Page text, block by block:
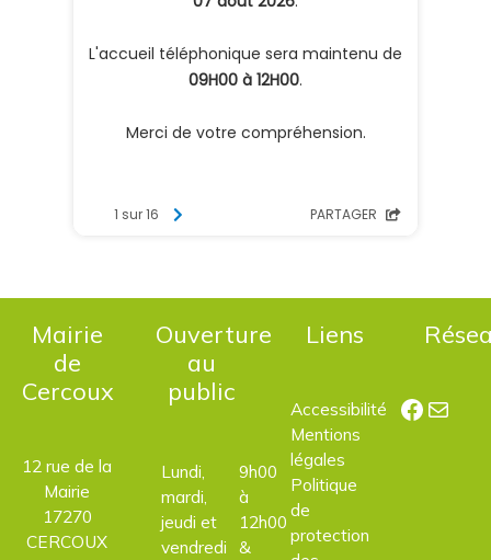
Mairie
de
Cercoux
12 rue de la
Mairie
17270
CERCOUX
Ouverture
au
public
Lundi,
mardi,
jeudi et
vendredi
9h00
à
12h00
&
Liens
Accessibilité
Mentions
légales
Politique
de
protection
E-mail